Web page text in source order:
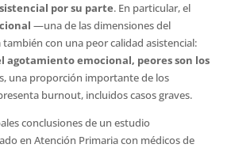
por su parte. En particular, el
—una de las dimensiones del
con una peor calidad asistencial:
agotamiento emocional, peores son los
una proporción importante de los
burnout, incluidos casos graves.
conclusiones de un estudio
en Atención Primaria con médicos de